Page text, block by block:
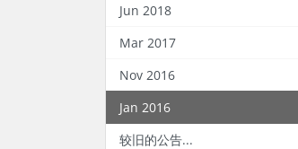
Jun 2018
Mar 2017
Nov 2016
Jan 2016
较旧的公告...